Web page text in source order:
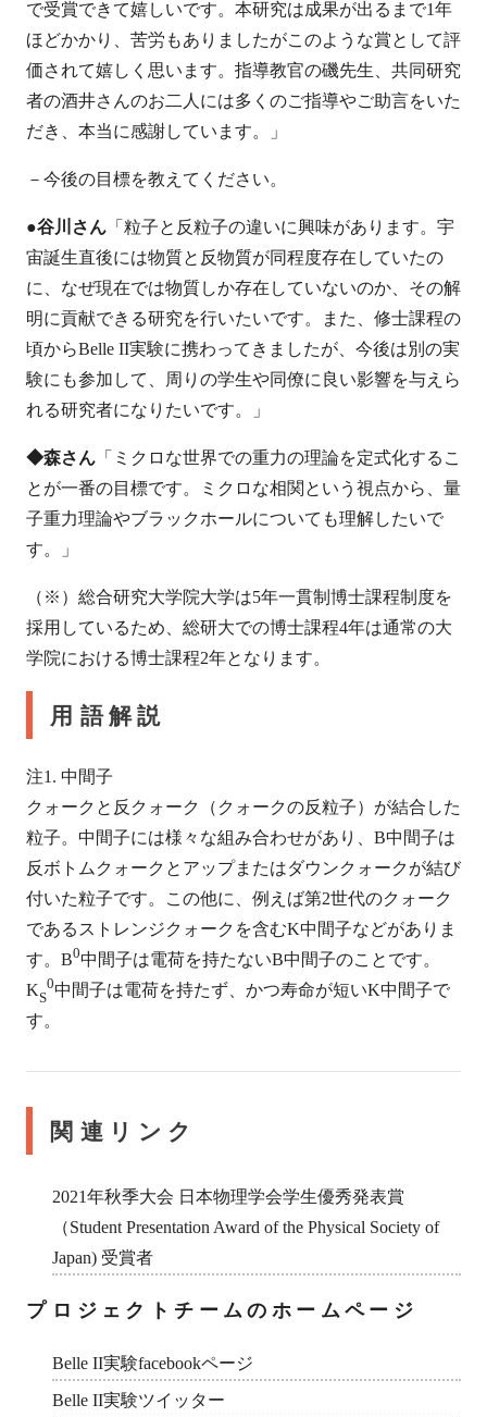
で受賞できて嬉しいです。本研究は成果が出るまで1年
ほどかかり、苦労もありましたがこのような賞として評
価されて嬉しく思います。指導教官の磯先生、共同研究
者の酒井さんのお二人には多くのご指導やご助言をいた
だき、本当に感謝しています。」
－今後の目標を教えてください。
●谷川さん 「粒子と反粒子の違いに興味があります。宇
宙誕生直後には物質と反物質が同程度存在していたの
に、なぜ現在では物質しか存在していないのか、その解
明に貢献できる研究を行いたいです。また、修士課程の
頃からBelle II実験に携わってきましたが、今後は別の実
験にも参加して、周りの学生や同僚に良い影響を与えら
れる研究者になりたいです。」
◆森さん 「ミクロな世界での重力の理論を定式化するこ
とが一番の目標です。ミクロな相関という視点から、量
子重力理論やブラックホールについても理解したいで
す。」
（※）総合研究大学院大学は5年一貫制博士課程制度を
採用しているため、総研大での博士課程4年は通常の大
学院における博士課程2年となります。
用語解説
注1. 中間子
クォークと反クォーク（クォークの反粒子）が結合した
粒子。中間子には様々な組み合わせがあり、B中間子は
反ボトムクォークとアップまたはダウンクォークが結び
付いた粒子です。この他に、例えば第2世代のクォーク
であるストレンジクォークを含むK中間子などがありま
す。B0中間子は電荷を持たないB中間子のことです。
KS
0中間子は電荷を持たず、かつ寿命が短いK中間子で
す。
関連リンク
2021年秋季大会 日本物理学会学生優秀発表賞
（Student Presentation Award of the Physical Society of
Japan) 受賞者
プロジェクトチームのホームページ
Belle II実験facebookページ
Belle II実験ツイッター